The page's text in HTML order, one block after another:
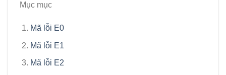
Mục mục
Mã lỗi E0
Mã lỗi E1
Mã lỗi E2